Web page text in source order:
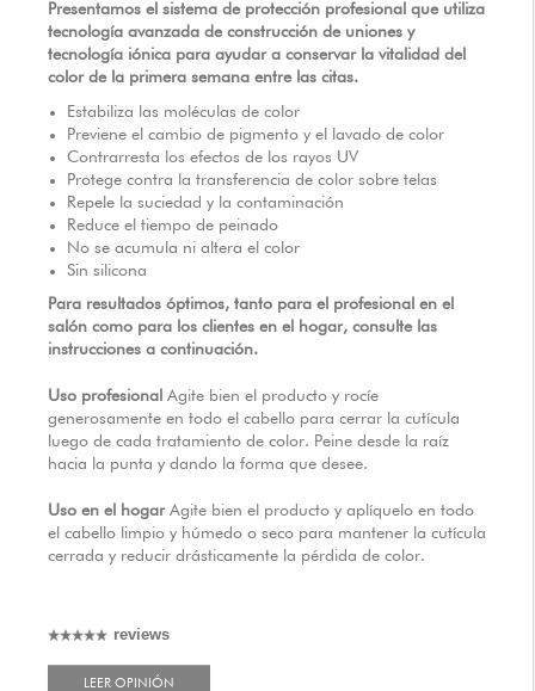
DISTRIBUIDORES AUTORIZADOS
Presentamos el sistema de protección profesional que utiliza
tecnología avanzada de construcción de uniones y
tecnología iónica para ayudar a conservar la vitalidad del
color de la primera semana entre las citas.
Estabiliza las moléculas de color
Previene el cambio de pigmento y el lavado de color
Contrarresta los efectos de los rayos UV
Protege contra la transferencia de color sobre telas
Repele la suciedad y la contaminación
Reduce el tiempo de peinado
No se acumula ni altera el color
Sin silicona
Para resultados óptimos, tanto para el profesional en el
salón como para los clientes en el hogar, consulte las
instrucciones a continuación.
Uso profesional Agite bien el producto y rocíe
generosamente en todo el cabello para cerrar la cutícula
luego de cada tratamiento de color. Peine desde la raíz
hacia la punta y dando la forma que desee.
Uso en el hogarAgite bien el producto y aplíquelo en todo
el cabello limpio y húmedo o seco para mantener la cutícula
cerrada y reducir drásticamente la pérdida de color.
reviews
LEER OPINIÓN